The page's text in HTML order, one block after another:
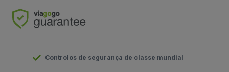
Controlos de segurança de classe mundial